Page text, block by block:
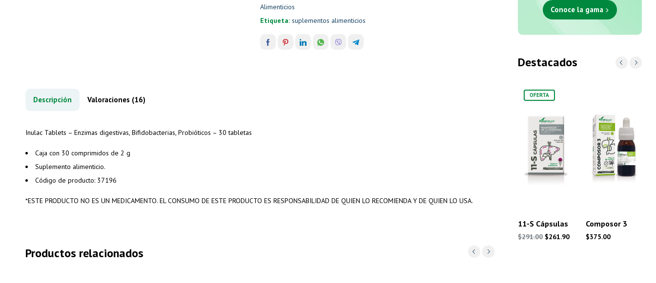
Alimenticios
Etiqueta: suplementos alimenticios
Descripción Valoraciones (16)
Inulac Tablets – Enzimas digestivas, Bifidobacterias, Probióticos – 30 tabletas
Caja con 30 comprimidos de 2 g
Suplemento alimenticio.
Código de producto: 37196
*ESTE PRODUCTO NO ES UN MEDICAMENTO. EL CONSUMO DE ESTE PRODUCTO ES RESPONSABILIDAD DE QUIEN LO RECOMIENDA Y DE QUIEN LO USA.
Productos relacionados
Conoce la gama
Destacados
OFERTA
11-S Cápsulas
$291.00 El
$261.90El
Composor 3
$375.00